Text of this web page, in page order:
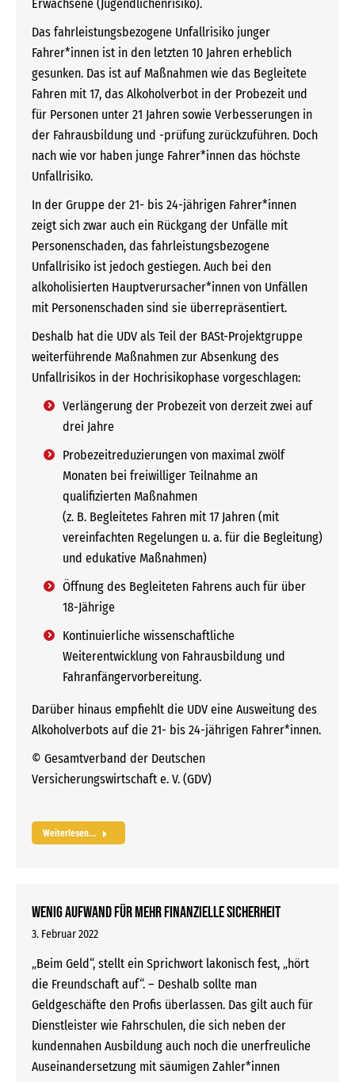
Erwachsene (Jugendlichenrisiko).
Das fahrleistungsbezogene Unfallrisiko junger
Fahrer*innen ist in den letzten 10 Jahren erheblich
gesunken. Das ist auf Maßnahmen wie das Begleitete
Fahren mit 17, das Alkoholverbot in der Probezeit und
für Personen unter 21 Jahren sowie Verbesserungen in
der Fahrausbildung und -prüfung zurückzuführen. Doch
nach wie vor haben junge Fahrer*innen das höchste
Unfallrisiko.
In der Gruppe der 21- bis 24-jährigen Fahrer*innen
zeigt sich zwar auch ein Rückgang der Unfälle mit
Personenschaden, das fahrleistungsbezogene
Unfallrisiko ist jedoch gestiegen. Auch bei den
alkoholisierten Hauptverursacher*innen von Unfällen
mit Personenschaden sind sie überrepräsentiert.
Deshalb hat die UDV als Teil der BASt-Projektgruppe
weiterführende Maßnahmen zur Absenkung des
Unfallrisikos in der Hochrisikophase vorgeschlagen:
Verlängerung der Probezeit von derzeit zwei auf
drei Jahre
Probezeitreduzierungen von maximal zwölf
Monaten bei freiwilliger Teilnahme an
qualifizierten Maßnahmen
(z. B. Begleitetes Fahren mit 17 Jahren (mit
vereinfachten Regelungen u. a. für die Begleitung)
und edukative Maßnahmen)
Öffnung des Begleiteten Fahrens auch für über
18-Jährige
Kontinuierliche wissenschaftliche
Weiterentwicklung von Fahrausbildung und
Fahranfängervorbereitung.
Darüber hinaus empfiehlt die UDV eine Ausweitung des
Alkoholverbots auf die 21- bis 24-jährigen Fahrer*innen.
© Gesamtverband der Deutschen
Versicherungswirtschaft e. V. (GDV)
Weiterlesen...
Wenig Aufwand für mehr finanzielle Sicherheit
3. Februar 2022
„Beim Geld“, stellt ein Sprichwort lakonisch fest, „hört
die Freundschaft auf“. – Deshalb sollte man
Geldgeschäfte den Profis überlassen. Das gilt auch für
Dienstleister wie Fahrschulen, die sich neben der
kundennahen Ausbildung auch noch die unerfreuliche
Auseinandersetzung mit säumigen Zahler*innen